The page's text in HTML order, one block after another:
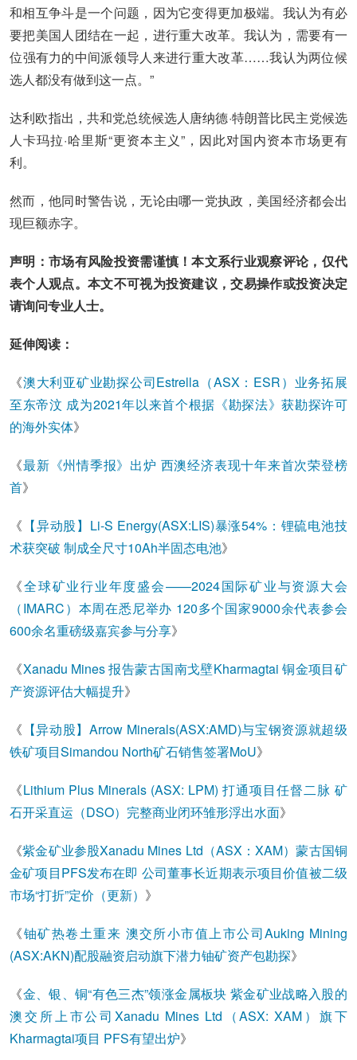
和相互争斗是一个问题，因为它变得更加极端。我认为有必
要把美国人团结在一起，进行重大改革。我认为，需要有一
位强有力的中间派领导人来进行重大改革……我认为两位候
选人都没有做到这一点。”
达利欧指出，共和党总统候选人唐纳德·特朗普比民主党候选
人卡玛拉·哈里斯“更资本主义”，因此对国内资本市场更有
利。
然而，他同时警告说，无论由哪一党执政，美国经济都会出
现巨额赤字。
声明：市场有风险投资需谨慎！本文系行业观察评论，仅代
表个人观点。本文不可视为投资建议，交易操作或投资决定
请询问专业人士。
延伸阅读：
《澳大利亚矿业勘探公司Estrella（ASX：ESR）业务拓展
至东帝汶 成为2021年以来首个根据《勘探法》获勘探许可
的海外实体》
《最新《州情季报》出炉 西澳经济表现十年来首次荣登榜
首》
《 【异动股】Li-S Energy(ASX:LIS)暴涨54%：锂硫电池技
术获突破 制成全尺寸10Ah半固态电池》
《全球矿业行业年度盛会——2024国际矿业与资源大会
（IMARC）本周在悉尼举办 120多个国家9000余代表参会
600余名重磅级嘉宾参与分享》
《Xanadu Mines 报告蒙古国南戈壁Kharmagtai 铜金项目矿
产资源评估大幅提升》
《 【异动股】Arrow Minerals(ASX:AMD)与宝钢资源就超级
铁矿项目Simandou North矿石销售签署MoU》
《Lithium Plus Minerals (ASX: LPM) 打通项目任督二脉 矿
石开采直运（DSO）完整商业闭环雏形浮出水面》
《紫金矿业参股Xanadu Mines Ltd（ASX：XAM）蒙古国铜
金矿项目PFS发布在即 公司董事长近期表示项目价值被二级
市场“打折”定价（更新） 》
《铀矿热卷土重来 澳交所小市值上市公司Auking Mining
(ASX:AKN)配股融资启动旗下潜力铀矿资产包勘探》
《金、银、铜“有色三杰”领涨金属板块 紫金矿业战略入股的
澳交所上市公司Xanadu Mines Ltd（ASX: XAM）旗下
Kharmagtai项目 PFS有望出炉》